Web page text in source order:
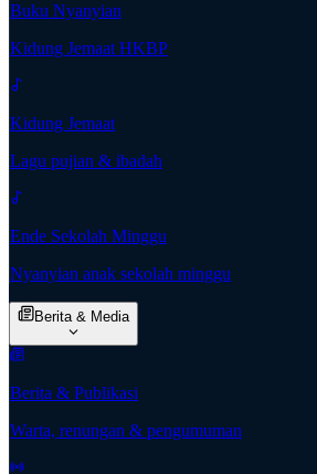
Buku Nyanyian
Kidung Jemaat HKBP
Kidung Jemaat
Lagu pujian & ibadah
Ende Sekolah Minggu
Nyanyian anak sekolah minggu
Berita & Media
Berita & Publikasi
Warta, renungan & pengumuman